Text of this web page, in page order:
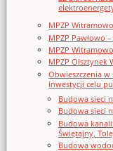
MPZP
MPZP Pawłowo –
MPZP
MPZP Olsztynek
Obwieszczenia
inwestycji celu
Budowa sieci
Budowa sieci
Budowa
Świętajny,
Budowa